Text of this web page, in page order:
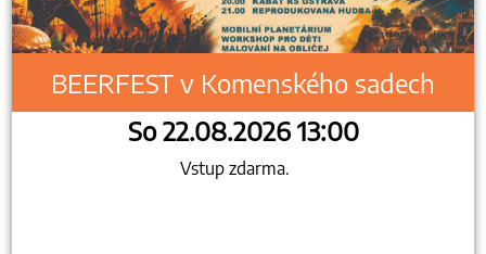
BEERFEST v Komenského sadech
So 22.08.2026 13:00
Vstup zdarma.